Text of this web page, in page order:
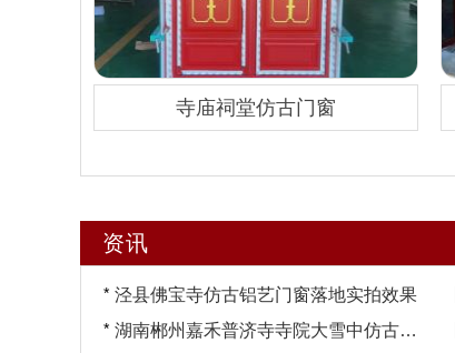
寺庙祠堂仿古门窗
资讯
* 泾县佛宝寺仿古铝艺门窗落地实拍效果
* 湖南郴州嘉禾普济寺寺院大雪中仿古寺庙门窗安装完工[冠墅阳光]